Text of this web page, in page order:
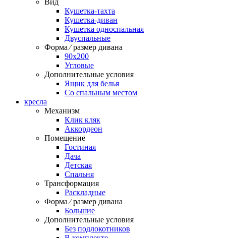
Вид
Кушетка-тахта
Кушетка-диван
Кушетка односпальная
Двуспальные
Форма ⁄ размер дивана
90х200
Угловые
Дополнительные условия
Ящик для белья
Со спальным местом
кресла
Механизм
Клик кляк
Аккордеон
Помещение
Гостиная
Дача
Детская
Спальня
Трансформация
Раскладные
Форма ⁄ размер дивана
Большие
Дополнительные условия
Без подлокотников